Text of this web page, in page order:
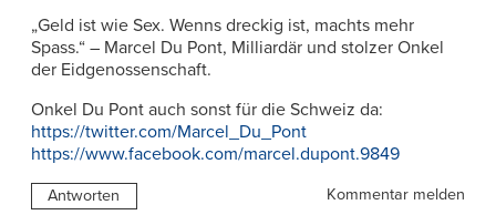
„Geld ist wie Sex. Wenns dreckig ist, machts mehr
Spass.“ – Marcel Du Pont, Milliardär und stolzer Onkel
der Eidgenossenschaft.
Onkel Du Pont auch sonst für die Schweiz da:
https://twitter.com/Marcel_Du_Pont
https://www.facebook.com/marcel.dupont.9849
Antworten
Kommentar melden